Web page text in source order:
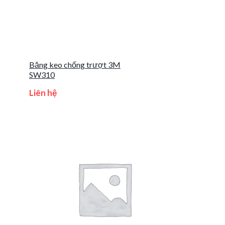
Băng keo chống trượt 3M
SW310
Liên hệ